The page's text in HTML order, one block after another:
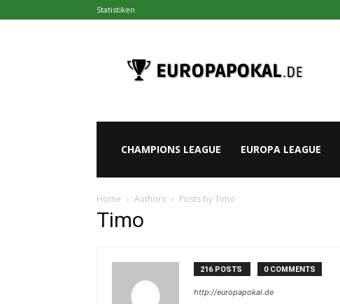
Statistiken
CHAMPIONS LEAGUE EUROPA LEAGUE
Home Authors Posts by Timo
Timo
216 POSTS 0 COMMENTS
http://europapokal.de